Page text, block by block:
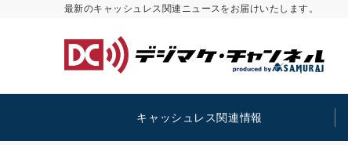
最新のキャッシュレス関連ニュースをお届けいたします。
キャッシュレス関連情報